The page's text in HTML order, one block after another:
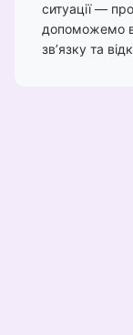
ситуації —
допоможемо
зв’язку та